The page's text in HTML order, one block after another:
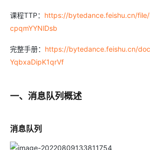
课程TTP： https://bytedance.feishu.cn/
cpqmYYNlDsb
完整手册： https://bytedance.feishu.cn/
YqbxaDipK1qrVf
一、消息队列概述
消息队列